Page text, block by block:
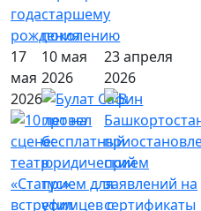
года
рождения
старшему
поколению
17
мая
2026
10 мая
2026
23 апреля
2026